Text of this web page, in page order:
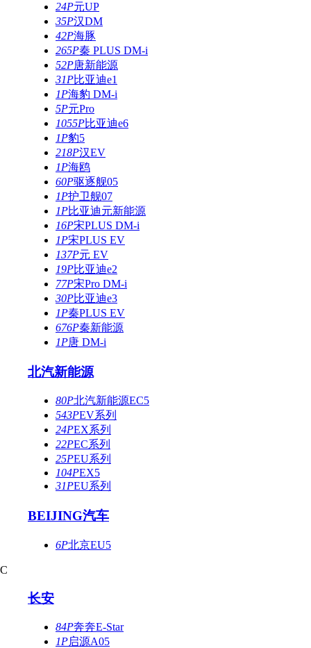
24P元UP
35P汉DM
42P海豚
265P秦 PLUS DM-i
52P唐新能源
31P比亚迪e1
1P海豹 DM-i
5P元Pro
1055P比亚迪e6
1P豹5
218P汉EV
1P海鸥
60P驱逐舰05
1P护卫舰07
1P比亚迪元新能源
16P宋PLUS DM-i
1P宋PLUS EV
137P元 EV
19P比亚迪e2
77P宋Pro DM-i
30P比亚迪e3
1P秦PLUS EV
676P秦新能源
1P唐 DM-i
北汽新能源
80P北汽新能源EC5
543PEV系列
24PEX系列
22PEC系列
25PEU系列
104PEX5
31PEU系列
BEIJING汽车
6P北京EU5
C
长安
84P奔奔E-Star
1P启源A05